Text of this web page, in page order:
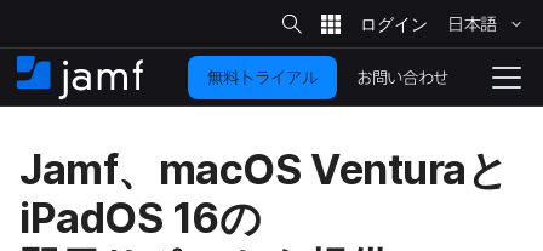
イ
ン
コ
テ
ン
ツ
に
サ
イ
ト
検
索
日本語
ホ
ー
ナ
無料トライアル お問い合わせ
Jamf、 macOS Venturaと
iPadOS 16の​